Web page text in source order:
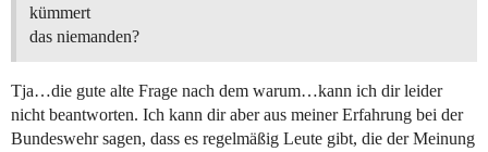
kümmert
das niemanden?
Tja…die gute alte Frage nach dem warum…kann ich dir leider
nicht beantworten. Ich kann dir aber aus meiner Erfahrung bei der
Bundeswehr sagen, dass es regelmäßig Leute gibt, die der Meinung